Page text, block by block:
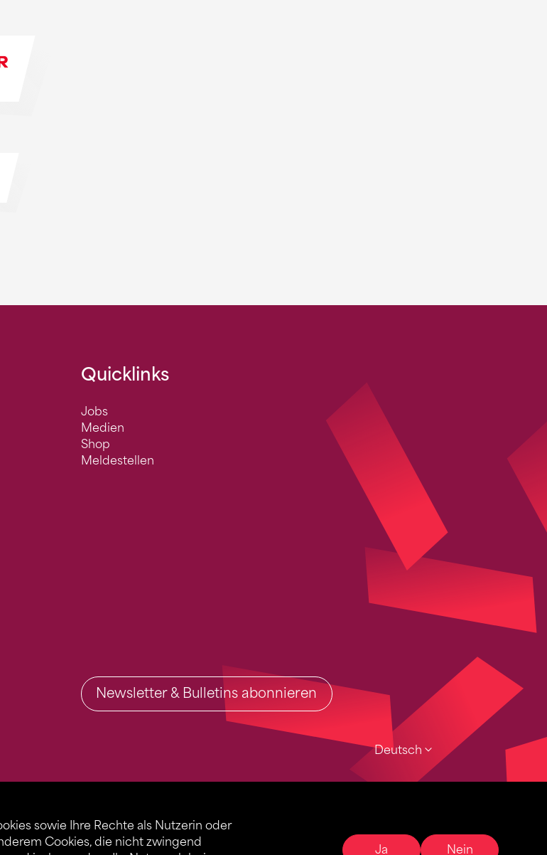
sowie Ihre Rechte als Nutzerin oder
Cookies, die nicht zwingend
Ja Nein
Quicklinks
Jobs
Medien
Shop
Meldestellen
Deutsch
Newsletter & Bulletins abonnieren